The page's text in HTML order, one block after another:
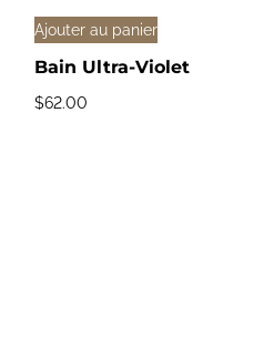
Ajouter au panier
Bain Ultra-Violet
$62.00